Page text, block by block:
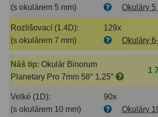
Turistické9
Pro pozorování přírody a
Monokuláry20
Dárkové1
Binokulární dalekohledy
(s okulárem 5 mm)
Okuláry 5
Rozlišovací (1.4D):
129x
(s okulárem 7 mm)
Okuláry
Náš tip: Okulár Binorum
Planetary Pro 7mm 58° 1,25″
1
Velké (1D):
90x
(s okulárem 10 mm)
Okuláry